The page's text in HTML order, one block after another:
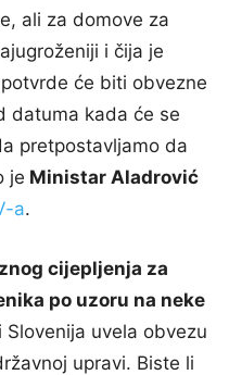
ali za domove za
i čija je
će biti obvezne
datuma kada će se
pretpostavljamo da
je Ministar Aladrović
a.
cijepljenja za
po uzoru na neke
Slovenija uvela obvezu
upravi. Biste li